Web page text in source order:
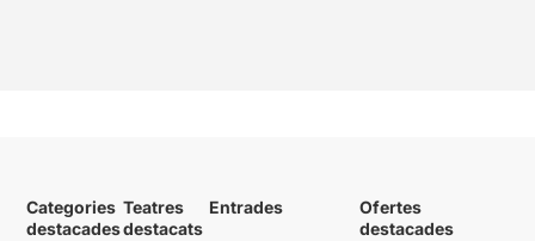
Categories
destacades
Teatres
destacats
Entrades
Ofertes
destacades